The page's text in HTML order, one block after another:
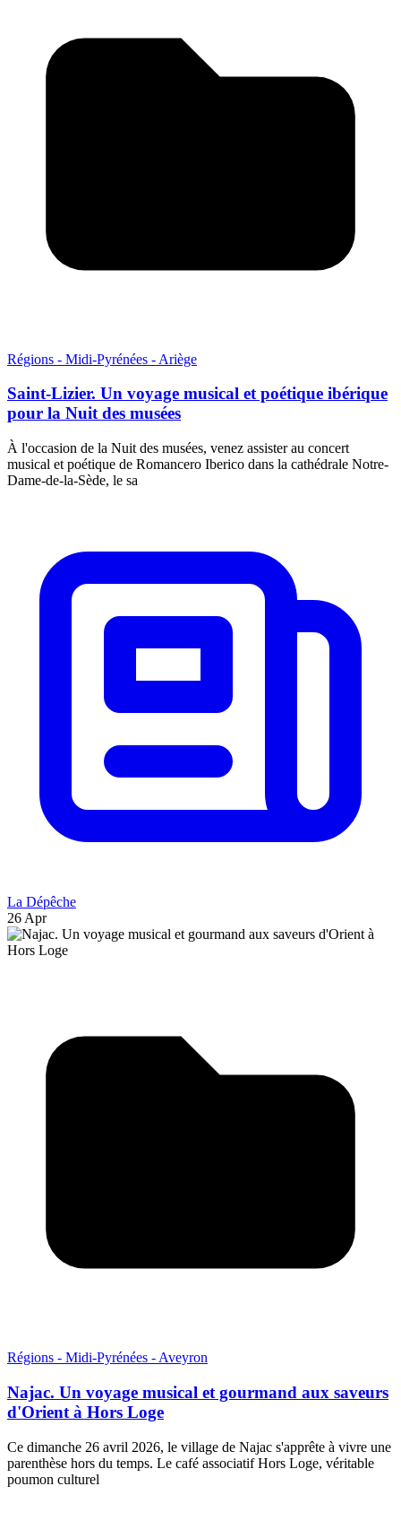
Régions - Midi-Pyrénées - Ariège
Saint-Lizier. Un voyage musical et poétique ibérique
pour la Nuit des musées
À l'occasion de la Nuit des musées, venez assister au concert
musical et poétique de Romancero Iberico dans la cathédrale Notre-
Dame-de-la-Sède, le sa
La Dépêche
26 Apr
Régions - Midi-Pyrénées - Aveyron
Najac. Un voyage musical et gourmand aux saveurs
d'Orient à Hors Loge
Ce dimanche 26 avril 2026, le village de Najac s'apprête à vivre une
parenthèse hors du temps. Le café associatif Hors Loge, véritable
poumon culturel